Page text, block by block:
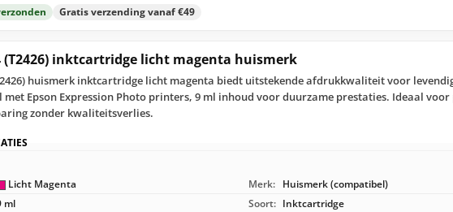
Gratis verzending vanaf €49
(T2426) inktcartridge licht magenta huismerk
huismerk inktcartridge licht magenta biedt uitstekende afdrukkwaliteit voor
met Epson Expression Photo printers, 9 ml inhoud voor duurzame prestaties. Ideaal
zonder kwaliteitsverlies.
Licht Magenta Merk: Huismerk (compatibel)
ml Soort: Inktcartridge